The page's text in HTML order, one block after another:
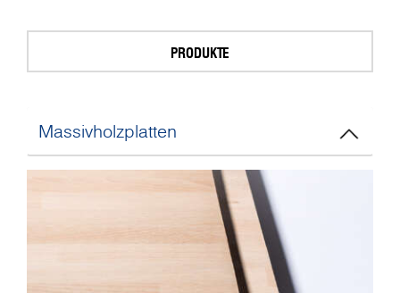
PRODUKTE
Massivholzplatten